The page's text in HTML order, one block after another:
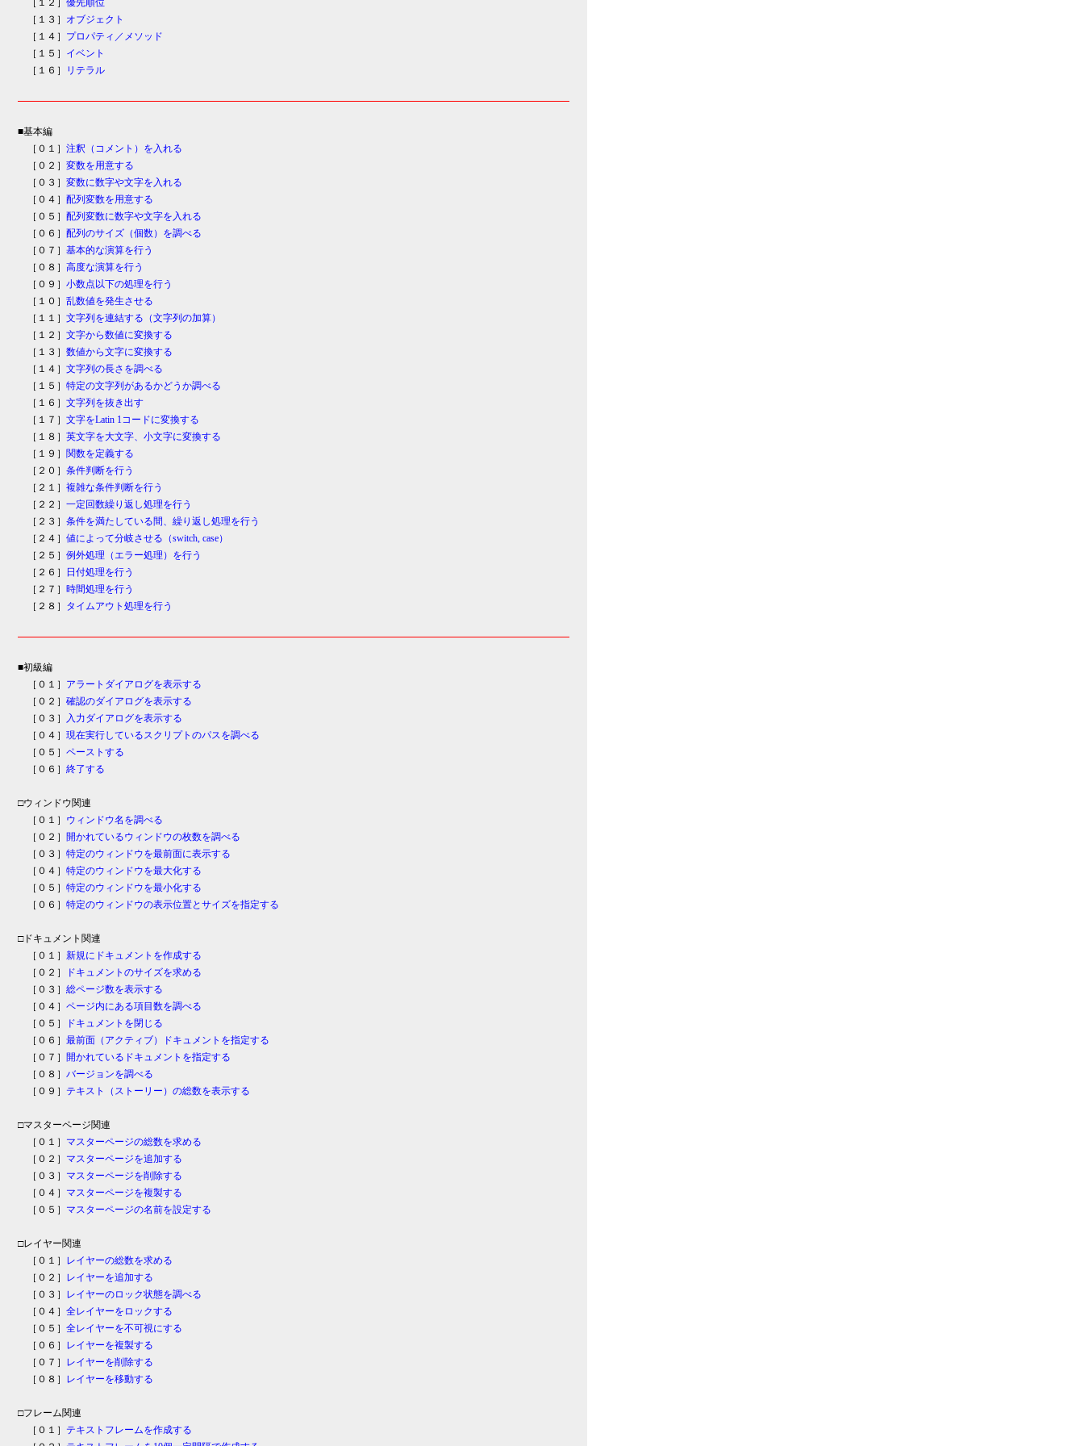
［１２］ 優先順位
［１３］ オブジェクト
［１４］ プロパティ／メソッド
［１５］ イベント
［１６］
リテラル
■基本編
［０１］ 注釈（コメント）を入れる
［０２］ 変数を用意する
［０３］ 変数に数字や文字を入れる
［０４］ 配列変数を用意する
［０５］ 配列変数に数字や文字を入れる
［０６］ 配列のサイズ（個数）を調べる
［０７］ 基本的な演算を行う
［０８］ 高度な演算を行う
［０９］ 小数点以下の処理を行う
［１０］ 乱数値を発生させる
［１１］ 文字列を連結する（文字列の加算）
［１２］ 文字から数値に変換する
［１３］ 数値から文字に変換する
［１４］ 文字列の長さを調べる
［１５］ 特定の文字列があるかどうか調べる
［１６］ 文字列を抜き出す
［１７］ 文字をLatin 1コードに変換する
［１８］ 英文字を大文字、小文字に変換する
［１９］ 関数を定義する
［２０］ 条件判断を行う
［２１］ 複雑な条件判断を行う
［２２］ 一定回数繰り返し処理を行う
［２３］ 条件を満たしている間、繰り返し処理を行う
［２４］ 値によって分岐させる（switch, case）
［２５］ 例外処理（エラー処理）を行う
［２６］
日付処理を行う
［２７］ 時間処理を行う
［２８］ タイムアウト処理を行う
■初級編
［０１］ アラートダイアログを表示する
［０２］ 確認のダイアログを表示する
［０３］
入力ダイアログを表示する
［０４］ 現在実行しているスクリプトのパスを調べる
［０５］ ペーストする
［０６］ 終了する
□ウィンドウ関連
［０１］ ウィンドウ名を調べる
［０２］ 開かれているウィンドウの枚数を調べる
［０３］ 特定のウィンドウを最前面に表示する
［０４］ 特定のウィンドウを最大化する
［０５］ 特定のウィンドウを最小化する
［０６］ 特定のウィンドウの表示位置とサイズを指定する
□ドキュメント関連
［０１］ 新規にドキュメントを作成する
［０２］
ドキュメントのサイズを求める
［０３］ 総ページ数を表示する
［０４］ ページ内にある項目数を調べる
［０５］
ドキュメントを閉じる
［０６］ 最前面（アクティブ）ドキュメントを指定する
［０７］ 開かれているドキュメントを指定する
［０８］ バージョンを調べる
［０９］ テキスト（ストーリー）の総数を表示する
□マスターページ関連
［０１］ マスターページの総数を求める
［０２］ マスターページを追加する
［０３］ マスターページを削除する
［０４］ マスターページを複製する
［０５］ マスターページの名前を設定する
□レイヤー関連
［０１］ レイヤーの総数を求める
［０２］ レイヤーを追加する
［０３］ レイヤーのロック状態を調べる
［０４］ 全レイヤーをロックする
［０５］ 全レイヤーを不可視にする
［０６］ レイヤーを複製する
［０７］ レイヤーを削除する
［０８］ レイヤーを移動する
□フレーム関連
［０１］ テキストフレームを作成する